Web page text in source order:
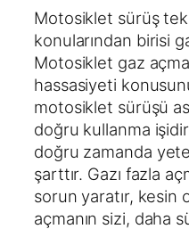
Motosiklet sürüş
konularından birisi
Motosiklet gaz
hassasiyeti
motosiklet sürüşü
doğru kullanma
doğru zamanda
şarttır. Gazı fazla
sorun yaratır, kesin
açmanın sizi, daha